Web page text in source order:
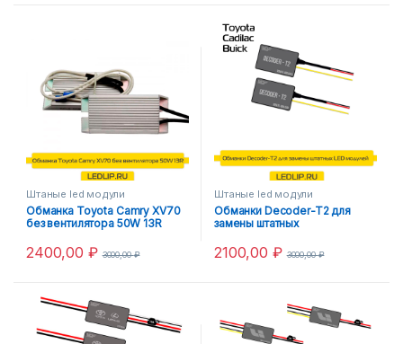
Штаные led модули
Обманка Toyota Camry XV70
без вентилятора 50W 13R
2400,00 ₽ 3000,00₽
Штаные led модули
Обманки Decoder-T2 для
замены штатных
2100,00 ₽ 3000,00₽